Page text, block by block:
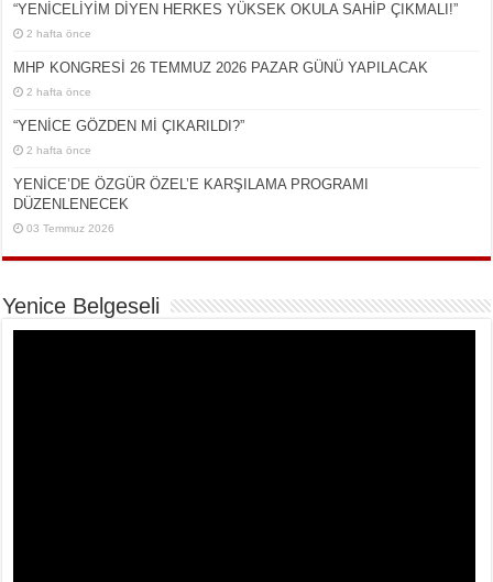
“YENİCELİYİM DİYEN HERKES YÜKSEK OKULA SAHİP ÇIKMALI!”
2 hafta önce
MHP KONGRESİ 26 TEMMUZ 2026 PAZAR GÜNÜ YAPILACAK
2 hafta önce
“YENİCE GÖZDEN Mİ ÇIKARILDI?”
2 hafta önce
YENİCE’DE ÖZGÜR ÖZEL’E KARŞILAMA PROGRAMI
DÜZENLENECEK
03 Temmuz 2026
Yenice Belgeseli